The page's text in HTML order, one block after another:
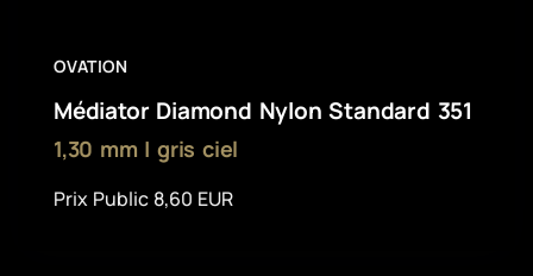
OVATION
Médiator Diamond Nylon Standard 351
1,30 mm | gris ciel
Prix Public 8,60 EUR